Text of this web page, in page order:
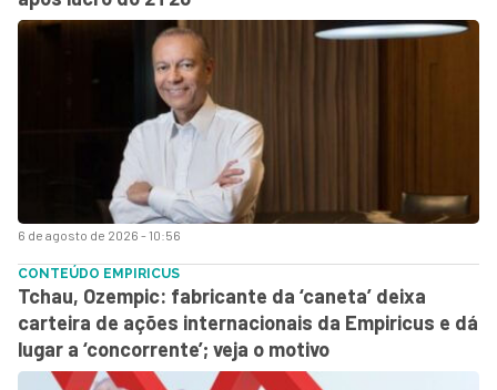
6 de agosto de 2026 - 10:56
CONTEÚDO EMPIRICUS
Tchau, Ozempic: fabricante da ‘caneta’ deixa
carteira de ações internacionais da Empiricus e dá
lugar a ‘concorrente’; veja o motivo